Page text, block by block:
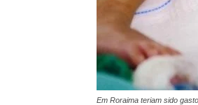
Em Roraima teriam sido